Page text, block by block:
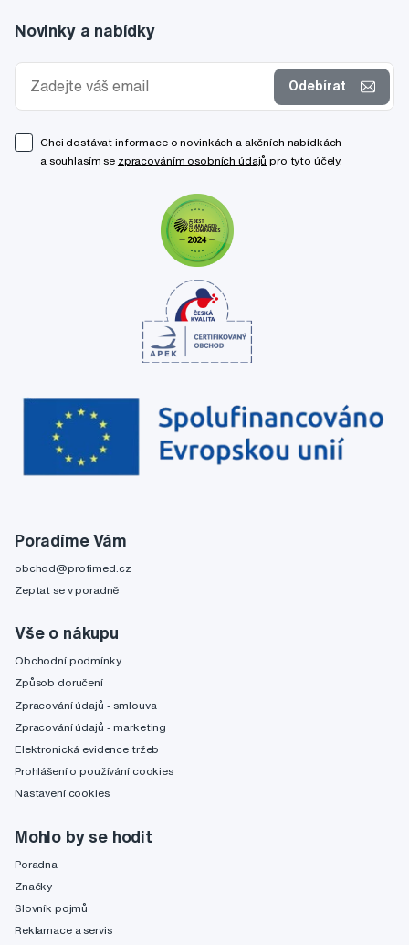
Poradíme Vám
obchod@profimed.cz
Zeptat se v poradně
Vše o nákupu
Obchodní podmínky
Způsob doručení
Zpracování údajů - smlouva
Zpracování údajů - marketing
Elektronická evidence tržeb
Prohlášení o používání cookies
Nastavení cookies
Mohlo by se hodit
Poradna
Značky
Slovník pojmů
Reklamace a servis
Novinky a nabídky
Odebírat
Chci dostávat informace o novinkách a akčních nabídkách
a souhlasím se zpracováním osobních údajů pro tyto účely.